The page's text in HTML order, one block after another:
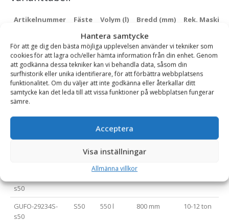
Hantera samtycke
För att ge dig den bästa möjliga upplevelsen använder vi tekniker som
cookies för att lagra och/eller hämta information från din enhet. Genom
att godkänna dessa tekniker kan vi behandla data, såsom din
surfhistorik eller unika identifierare, för att förbättra webbplatsens
funktionalitet. Om du väljer att inte godkänna eller återkallar ditt
samtycke kan det leda till att vissa funktioner på webbplatsen fungerar
sämre.
Acceptera
Visa inställningar
Allmänna villkor
Artikelnummer Fäste Volym (l) Bredd (mm)
Rek.
s45
S45 390 l 800 mm
GUFO-29215S-
s50
S50 390 l 800 mm 8-9 ton
GUFO-29218S-
s45
S45 420 l 850 mm 8-10 ton
S45 450 l 900 mm
s50
GUFO-29234S-
s50
S50 550 l 800 mm 10-12 ton